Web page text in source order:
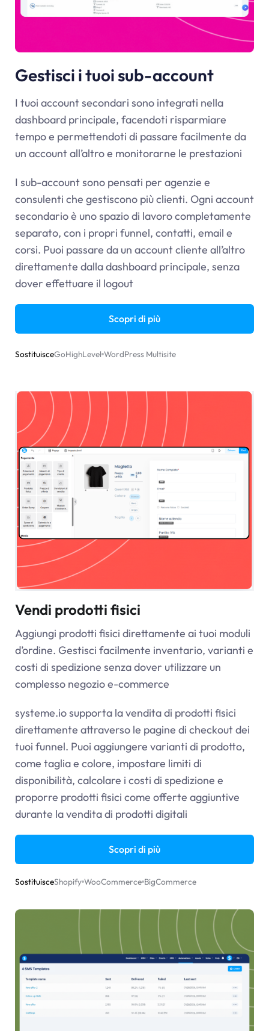
Gestisci i tuoi sub-account
I tuoi account secondari sono integrati nella
dashboard principale, facendoti risparmiare
tempo e permettendoti di passare facilmente da
un account all’altro e monitorarne le prestazioni
I sub-account sono pensati per agenzie e
consulenti che gestiscono più clienti. Ogni account
secondario è uno spazio di lavoro completamente
separato, con i propri funnel, contatti, email e
corsi. Puoi passare da un account cliente all’altro
direttamente dalla dashboard principale, senza
dover effettuare il logout
Scopri di più
SostituisceGoHighLevel WordPress Multisite
Vendi prodotti fisici
Aggiungi prodotti fisici direttamente ai tuoi moduli
d’ordine. Gestisci facilmente inventario, varianti e
costi di spedizione senza dover utilizzare un
complesso negozio e-commerce
systeme.io supporta la vendita di prodotti fisici
direttamente attraverso le pagine di checkout dei
tuoi funnel. Puoi aggiungere varianti di prodotto,
come taglia e colore, impostare limiti di
disponibilità, calcolare i costi di spedizione e
proporre prodotti fisici come offerte aggiuntive
durante la vendita di prodotti digitali
Scopri di più
SostituisceShopify WooCommerce BigCommerce